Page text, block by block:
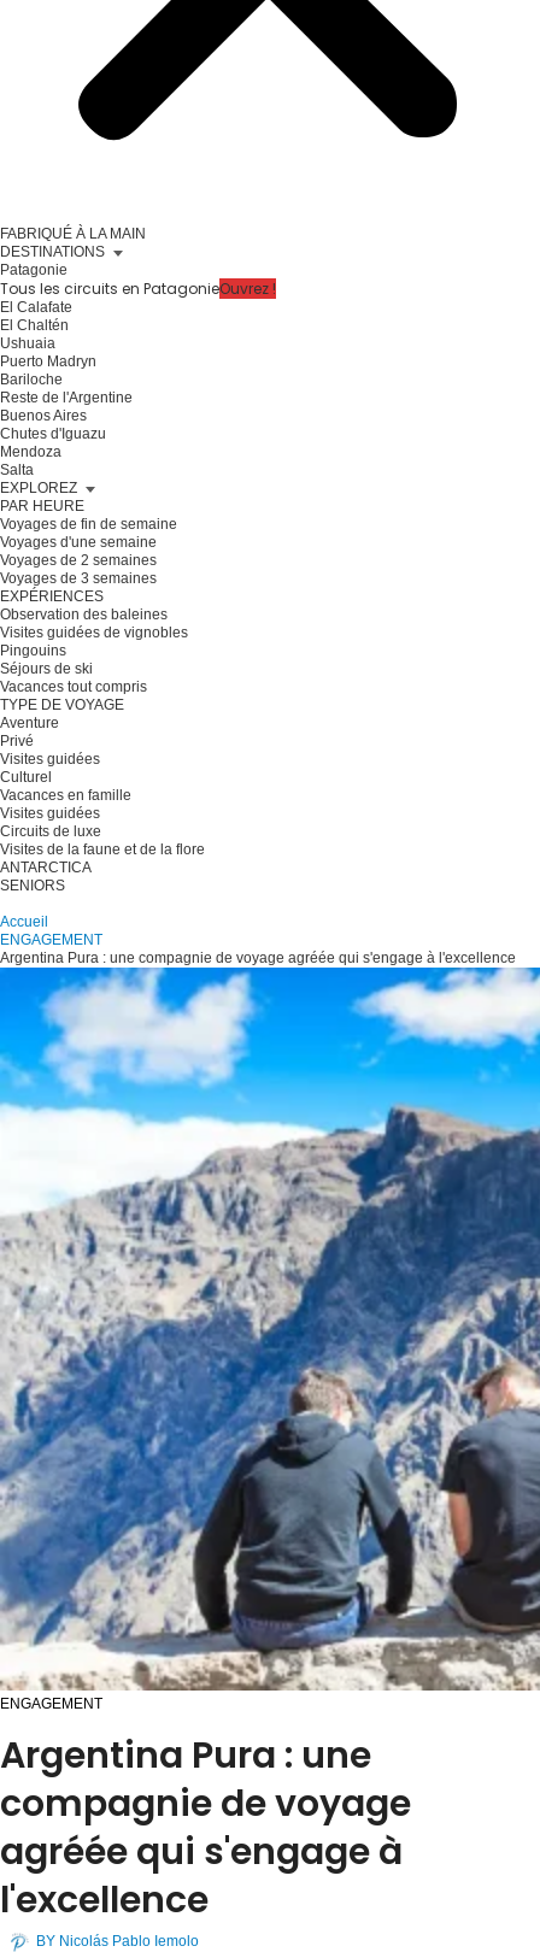
FABRIQUÉ À LA MAIN
DESTINATIONS
Patagonie
Tous les circuits en PatagonieOuvrez !
El Calafate
El Chaltén
Ushuaia
Puerto Madryn
Bariloche
Reste de l'Argentine
Buenos Aires
Chutes d'Iguazu
Mendoza
Salta
EXPLOREZ
PAR HEURE
Voyages de fin de semaine
Voyages d'une semaine
Voyages de 2 semaines
Voyages de 3 semaines
EXPÉRIENCES
Observation des baleines
Visites guidées de vignobles
Pingouins
Séjours de ski
Vacances tout compris
TYPE DE VOYAGE
Aventure
Privé
Visites guidées
Culturel
Vacances en famille
Visites guidées
Circuits de luxe
Visites de la faune et de la flore
ANTARCTICA
SENIORS
Accueil
ENGAGEMENT
Argentina Pura : une compagnie de voyage agréée qui s'engage à l'excellence
ENGAGEMENT
Argentina Pura : une
compagnie de voyage
agréée qui s'engage à
l'excellence
BY Nicolás Pablo Iemolo